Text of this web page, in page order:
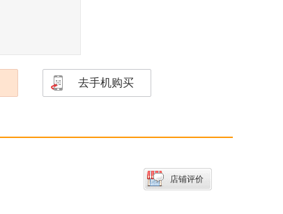
去手机购买
店铺评价